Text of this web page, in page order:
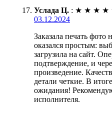
Услада Ц. : ★ ★ ★ ★
03.12.2024
Заказала печать фото
оказался простым:
загрузила на сайт.
подтверждение, и
произведение.
детали четкие. В
ожидания!
исполнителя.